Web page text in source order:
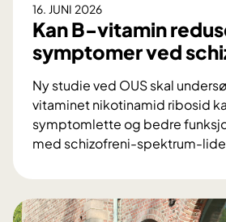
e
r
–
e
t
e
-
r
16. JUNI 2026
Kan B-vitamin
symptomer ved
Ny studie ved OUS skal
vitaminet nikotinamid ribosid
symptomlette og bedre
med schizofreni-spektrum-
a
n